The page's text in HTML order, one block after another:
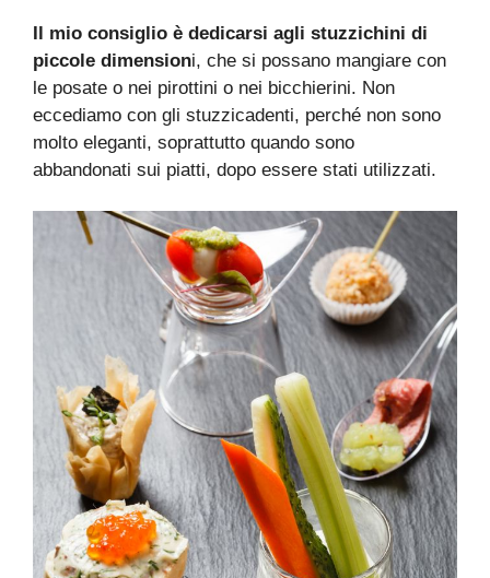
Il mio consiglio è dedicarsi agli stuzzichini di
piccole dimensioni, che si possano mangiare con
le posate o nei pirottini o nei bicchierini. Non
eccediamo con gli stuzzicadenti, perché non sono
molto eleganti, soprattutto quando sono
abbandonati sui piatti, dopo essere stati utilizzati.